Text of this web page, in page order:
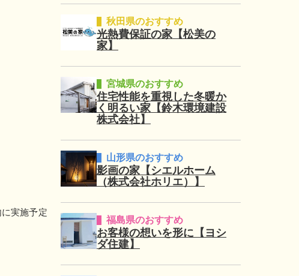
実施予定
秋田県のおすすめ
光熱費保証の家【松美の
家】
宮城県のおすすめ
住宅性能を重視した冬暖か
く明るい家【鈴木環境建設
株式会社】
山形県のおすすめ
影画の家【シエルホーム
（株式会社ホリエ）】
福島県のおすすめ
お客様の想いを形に【ヨシ
ダ住建】